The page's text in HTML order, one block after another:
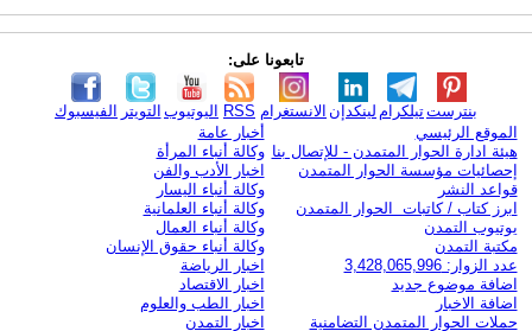
تابعونا على:
الفيسبوك التويتر اليوتيوب RSS الانستغرام لينكدإن تيلكرامبنترست
الموقع الرئيسي
هيئة ادارة الحوار المتمدن - للإتصال بنا
إحصائيات مؤسسة الحوار المتمدن
قواعد النشر
ابرز كتاب / كاتبات الحوار المتمدن
يوتيوب التمدن
مكتبة التمدن
عدد الزوار: 3,428,065,996
اضافة موضوع جديد
اضافة الاخبار
حملات الحوار المتمدن التضامنية
أخبار عامة
وكالة أنباء المرأة
اخبار الأدب والفن
وكالة أنباء اليسار
وكالة أنباء العلمانية
وكالة أنباء العمال
وكالة أنباء حقوق الإنسان
اخبار الرياضة
اخبار الاقتصاد
اخبار الطب والعلوم
اخبار التمدن